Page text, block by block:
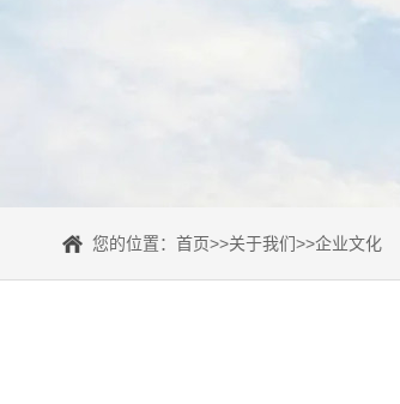
您的位置： 首页>>关于我们>>企业文化